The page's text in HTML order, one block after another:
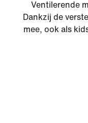
Ventilerende
Dankzij de
mee, ook als